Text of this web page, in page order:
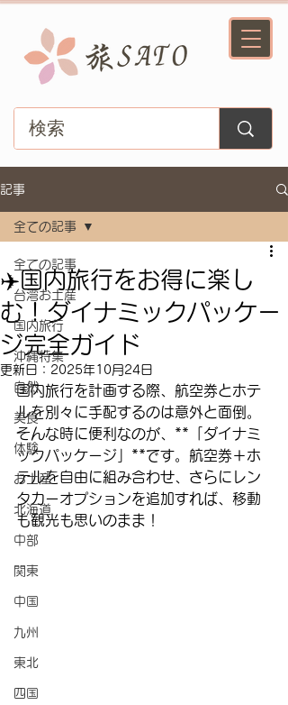
記事
全ての記事
台湾お土産
国内旅行
沖縄特集
自然
美食
体験
お土産
北海道
中部
関東
中国
九州
東北
四国
全ての記事
✈️国内旅行をお得に楽し
む！ダイナミックパッケー
ジ完全ガイド
更新日： 2025年10月24日
国内旅行を計画する際、航空券とホテ
ルを別々に手配するのは意外と面倒。
そんな時に便利なのが、**「ダイナミ
ックパッケージ」**です。航空券＋ホ
テルを自由に組み合わせ、さらにレン
タカーオプションを追加すれば、移動
も観光も思いのまま！